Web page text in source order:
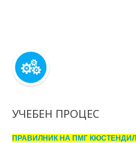
УЧЕБЕН ПРОЦЕС
ПРАВИЛНИК НА ПМГ КЮСТЕНДИЛ